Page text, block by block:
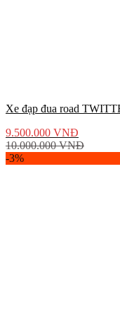
Xe đạp đua road
9.500.000 VNĐ
10.000.000VNĐ
-3%